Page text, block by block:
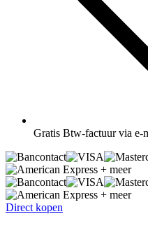
Gratis Btw-factuur via e-
+ meer
+ meer
Direct kopen